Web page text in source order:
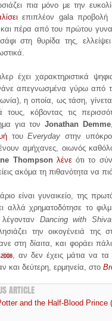
πια μόνο με την
επιπλέον gala προβολή
πέρα από του πρώτου
στη θυρίδα της,
έχει χαρακτηριστικά
απεγνωσμένα γύρω από
η οποία, ως τάση,
τους, κόβοντας τις
για τονJonathan Demme
τουEveryday στην
αμήχανες, οιωνός
Thompson λένεότι το
ακόμα τη πιθανότητα να
είναι γυναικείο, της
αλλά χρηματοδότησε το
Dancing with Shiva
την οικογένειά
στη δίαιτα, και φοράει
2008, αν δεν έχεις μάτια να τα
και δεύτερη, ερμηνεία, στο
ARTICLE
and the Half-Blood Prince